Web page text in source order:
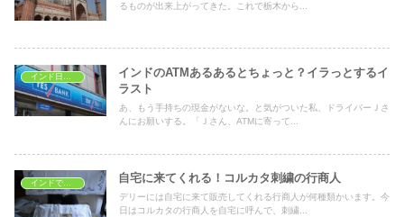
るものが出来上がってきた。これで栃木から...
インドのATMあるあるとちょっと？イラっとするイ
ラスト
あ、もう手持ちの現金がないな。と気がついた私、ドライバーＪさ
んにお願いする。「Ｊさん、ATMに寄って...
自宅に来てくれる！コルカタ刺繍の行商人
デリーには自宅に来て販売してくれる行商人が何種類かいます。今
日はコルカタの行商人を自宅に呼んで、刺繍...